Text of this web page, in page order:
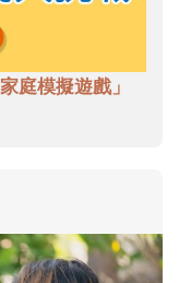
庭模擬遊戲」